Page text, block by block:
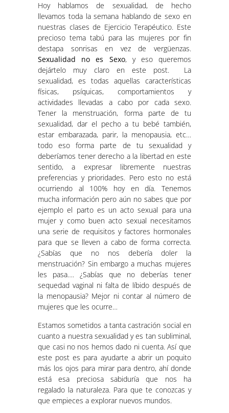
Hoy hablamos de sexualidad, de hecho
llevamos toda la semana hablando de sexo en
nuestras clases de Ejercicio Terapéutico. Este
precioso tema tabú para las mujeres por fin
destapa sonrisas en vez de vergüenzas.
Sexualidad no es Sexo, y eso queremos
dejártelo muy claro en este post. La
sexualidad, es todas aquellas características
físicas, psíquicas, comportamientos y
actividades llevadas a cabo por cada sexo.
Tener la menstruación, forma parte de tu
sexualidad, dar el pecho a tu bebé también,
estar embarazada, parir, la menopausia, etc…
todo eso forma parte de tu sexualidad y
deberíamos tener derecho a la libertad en este
sentido, a expresar libremente nuestras
preferencias y prioridades. Pero esto no está
ocurriendo al 100% hoy en día. Tenemos
mucha información pero aún no sabes que por
ejemplo el parto es un acto sexual para una
mujer y como buen acto sexual necesitamos
una serie de requisitos y factores hormonales
para que se lleven a cabo de forma correcta.
¿Sabías que no nos debería doler la
menstruación? Sin embargo a muchas mujeres
les pasa…. ¿Sabías que no deberías tener
sequedad vaginal ni falta de líbido después de
la menopausia? Mejor ni contar al número de
mujeres que les ocurre…
Estamos sometidos a tanta castración social en
cuanto a nuestra sexualidad y es tan subliminal,
que casi no nos hemos dado ni cuenta. Así que
este post es para ayudarte a abrir un poquito
más los ojos para mirar para dentro, ahí donde
está esa preciosa sabiduría que nos ha
regalado la naturaleza. Para que te conozcas y
que empieces a explorar nuevos mundos.